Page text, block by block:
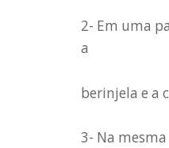
2- Em uma
a
berinjela e a
3- Na